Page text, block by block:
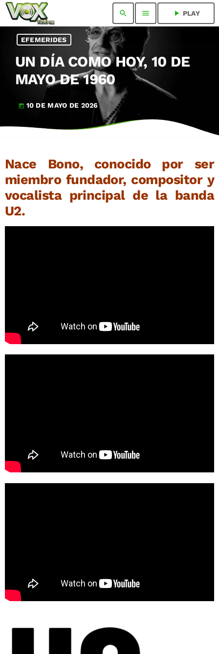
search menu play_arrow PLAY
EFEMERIDES
UN DÍA COMO HOY, 10 DE
MAYO DE 1960
today 10 DE MAYO DE 2026
Nace Bono, conocido por ser
miembro fundador, compositor y
vocalista principal de la banda
U2.